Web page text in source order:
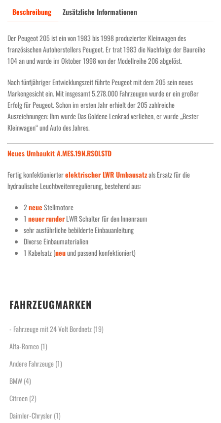
Beschreibung Zusätzliche Informationen
Der Peugeot 205 ist ein von 1983 bis 1998 produzierter Kleinwagen des
französischen Autoherstellers Peugeot. Er trat 1983 die Nachfolge der Baureihe
104 an und wurde im Oktober 1998 von der Modellreihe 206 abgelöst.
Nach fünfjähriger Entwicklungszeit führte Peugeot mit dem 205 sein neues
Markengesicht ein. Mit insgesamt 5.278.000 Fahrzeugen wurde er ein großer
Erfolg für Peugeot. Schon im ersten Jahr erhielt der 205 zahlreiche
Auszeichnungen: Ihm wurde Das Goldene Lenkrad verliehen, er wurde „Bester
Kleinwagen“ und Auto des Jahres.
Neues Umbaukit A.MES.19N.RSOLSTD
Fertig konfektionierterelektrischer LWR Umbausatzals Ersatz für die
hydraulische Leuchtweitenregulierung, bestehend aus:
2neueStellmotore
1 neuerrunderLWR Schalter für den Innenraum
sehr ausführliche bebilderte Einbauanleitung
Diverse Einbaumaterialien
1 Kabelsatz (neuund passend konfektioniert)
FAHRZEUGMARKEN
- Fahrzeuge mit 24 Volt Bordnetz(19)
Alfa-Romeo(1)
Andere Fahrzeuge(1)
BMW(4)
Citroen(2)
Daimler-Chrysler(1)